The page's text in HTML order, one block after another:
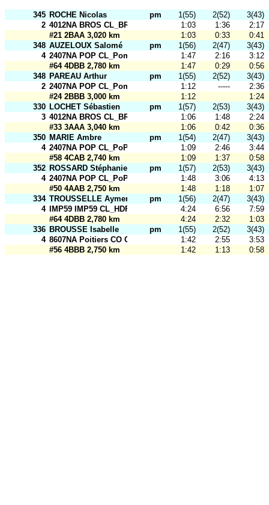
345 ROCHE Nicolas pm 1(55) 2(52)
3(43)
2 4012NA BROS CL_BROS 2 1:03 1:36
2:17
#21 2BAA 3,020 km
1:03 0:33
0:41
348 AUZELOUX Salomé pm 1(56) 2(47)
3(43)
4 2407NA POP CL_Pom PoP 1:47 2:16
3:12
#64 4DBB 2,780 km
1:47 0:29
0:56
348 PAREAU Arthur pm 1(55) 2(52)
3(43)
2 2407NA POP CL_Pom PoP 1:12 -----
2:36
#24 2BBB 3,000 km
1:12
1:24
330 LOCHET Sébastien pm 1(57) 2(53)
3(43)
3 4012NA BROS CL_BROS 1 1:06 1:48
2:24
#33 3AAA 3,040 km
1:06 0:42
0:36
350 MARIE Ambre pm 1(54) 2(47)
3(43)
4 2407NA POP CL_PoP Hot 1:09 2:46
3:44
#58 4CAB 2,740 km
1:09 1:37
0:58
352 ROSSARD Stéphanie pm 1(57) 2(53)
3(43)
4 2407NA POP CL_PoP Corn_Open 1:48 3:06
4:13
#50 4AAB 2,750 km
1:48 1:18
1:07
334 TROUSSELLE Aymeric pm 1(56) 2(47)
3(43)
4
IMP59 IMP59 CL_HDF FFSU Profs_Open
4:24 6:56
7:59
#64 4DBB 2,780 km
4:24 2:32
1:03
336 BROUSSE Isabelle pm 1(55) 2(52)
3(43)
4 8607NA Poitiers CO CL_Poitiers CO21:42 2:55
3:53
#56 4BBB 2,750 km
1:42 1:13 0:58